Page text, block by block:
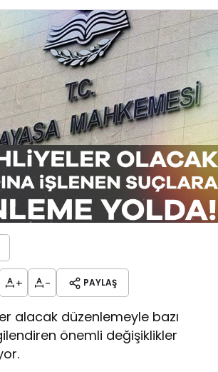
+ - PAYLAŞ
alacak düzenlemeyle bazı
önemli değişiklikler